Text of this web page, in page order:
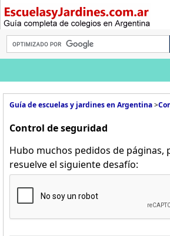
Guía de escuelas y jardines en Argentina>
Control de seguridad
Hubo muchos pedidos de páginas,
resuelve el siguiente desafío: